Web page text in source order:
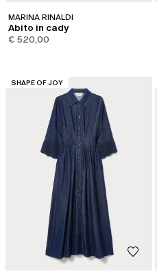
MARINA RINALDI
Abito in cady
€ 520,00
CATEGORIA:
SHAPE OF JOY